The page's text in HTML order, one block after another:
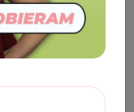
BESTSELLER